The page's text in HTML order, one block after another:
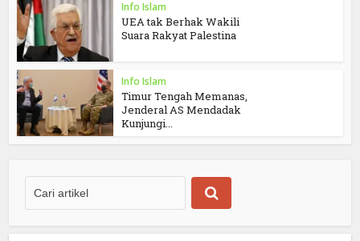
Info Islam
UEA tak Berhak Wakili
Suara Rakyat Palestina
Info Islam
Timur Tengah Memanas,
Jenderal AS Mendadak
Kunjungi...